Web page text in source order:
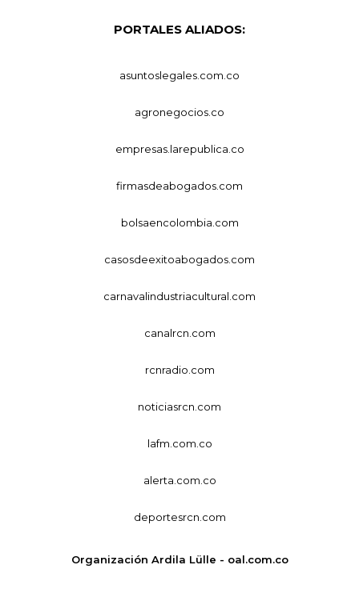
PORTALES ALIADOS:
asuntoslegales.com.co
agronegocios.co
empresas.larepublica.co
firmasdeabogados.com
bolsaencolombia.com
casosdeexitoabogados.com
carnavalindustriacultural.com
canalrcn.com
rcnradio.com
noticiasrcn.com
lafm.com.co
alerta.com.co
deportesrcn.com
Organización Ardila Lülle - oal.com.co